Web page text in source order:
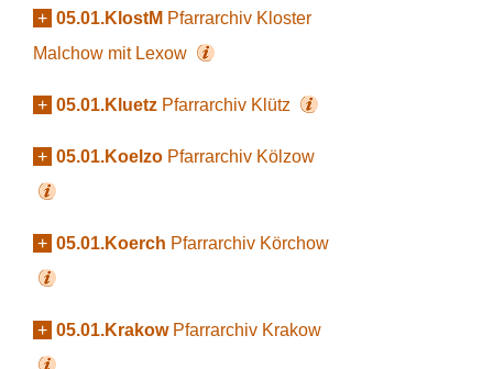
+ 05.01.KlostM Pfarrarchiv Kloster
Malchow mit Lexow
+ 05.01.Kluetz Pfarrarchiv Klütz
+ 05.01.Koelzo Pfarrarchiv Kölzow
+ 05.01.Koerch Pfarrarchiv Körchow
+ 05.01.Krakow Pfarrarchiv Krakow